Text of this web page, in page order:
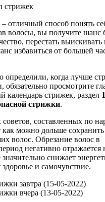
отличный способ понять
волосы, вы получите шанс
перестать выискивать
избавиться от большей
определили, когда лучше
обязательно просмотрите
стрижек, раздел
стрижки.
советов, составленных по
как можно дольше
волос. Обрезание волос в
негативно отражается
снижает
и самочувствие.
завтра (15-05-2022)
вчера (13-05-2022)